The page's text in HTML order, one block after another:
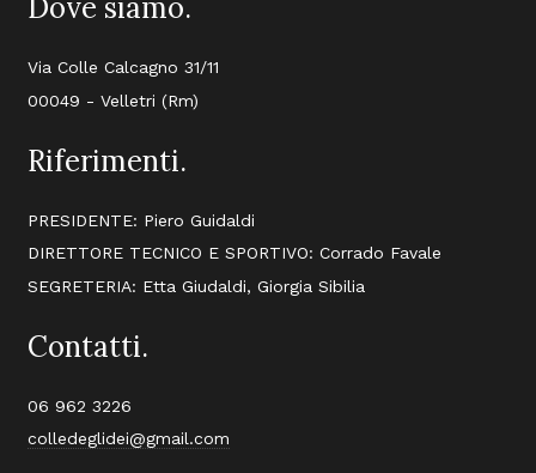
Dove siamo.
Via Colle Calcagno 31/11
00049 - Velletri (Rm)
Riferimenti.
PRESIDENTE: Piero Guidaldi
DIRETTORE TECNICO E SPORTIVO: Corrado Favale
SEGRETERIA: Etta Giudaldi, Giorgia Sibilia
Contatti.
06 962 3226
colledeglidei@gmail.com